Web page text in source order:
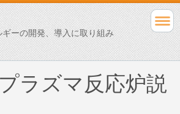
ーの開発、導入に取り組み
ラズマ反応炉説